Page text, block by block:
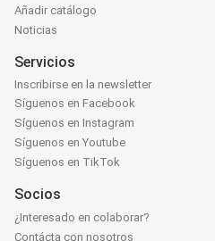
Añadir catálogo
Noticias
Servicios
Inscribirse en la newsletter
Síguenos en Facebook
Síguenos en Instagram
Síguenos en Youtube
Síguenos en TikTok
Socios
¿Interesado en colaborar?
Contácta con nosotros